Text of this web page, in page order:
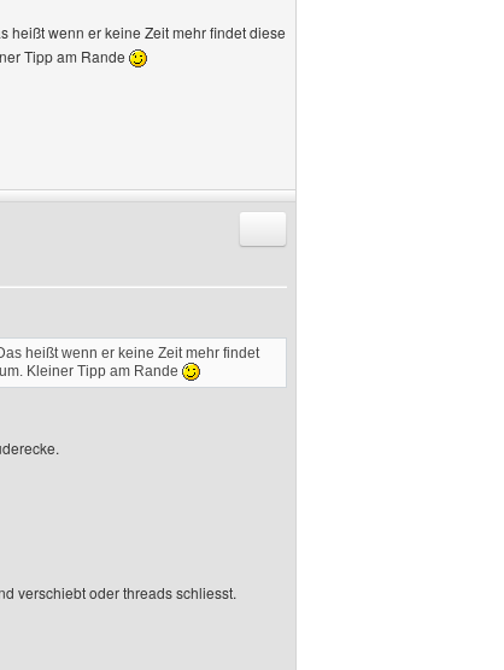
heißt wenn er keine Zeit mehr findet diese
Tipp am Rande
heißt wenn er keine Zeit mehr findet
Kleiner Tipp am Rande
verschiebt oder threads schliesst.